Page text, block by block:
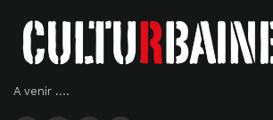
A venir ....